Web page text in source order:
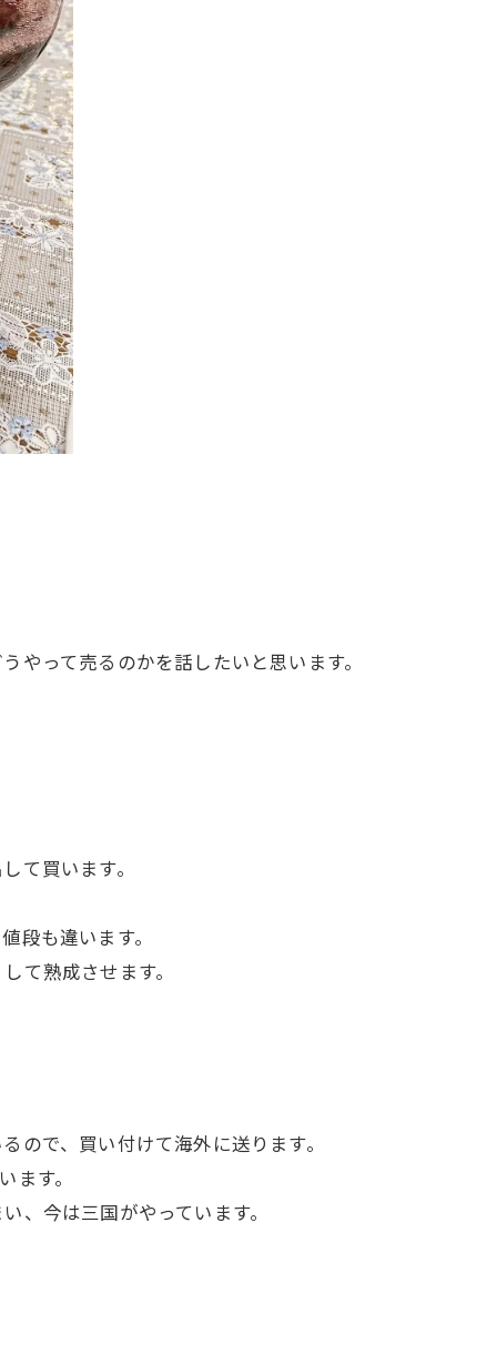
って売るのかを話したいと思います。
て買います。
段も違います。
て熟成させます。
ので、買い付けて海外に送ります。
す。
、今は三国がやっています。